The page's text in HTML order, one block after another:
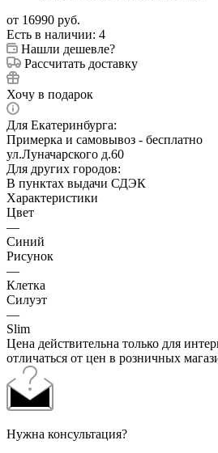
от 16990 руб.
Есть в наличии: 4
Нашли дешевле?
Рассчитать доставку
Хочу в подарок
Для Екатеринбурга:
Примерка и самовывоз - бесплатно
ул.Луначарского д.60
Для других городов:
В пунктах выдачи СДЭК
Характеристики
Цвет
—
Синий
Рисунок
—
Клетка
Силуэт
—
Slim
Цена действительна только для
отличаться от цен в розничных
Нужна консультация?